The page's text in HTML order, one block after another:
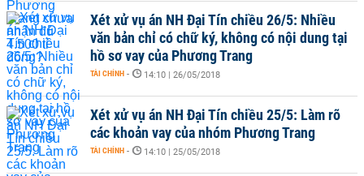
Xét xử vụ án NH Đại Tín chiều 26/5: Nhiều
văn bản chỉ có chữ ký, không có nội dung tại
hồ sơ vay của Phương Trang
TÀI CHÍNH - 14:10 | 26/05/2018
Xét xử vụ án NH Đại Tín chiều 25/5: Làm rõ
các khoản vay của nhóm Phương Trang
TÀI CHÍNH - 14:10 | 25/05/2018